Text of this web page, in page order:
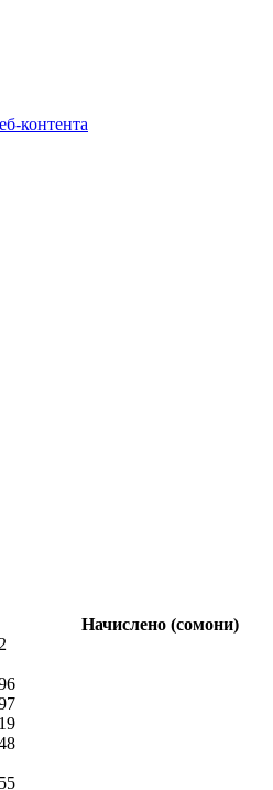
контента
Начислено (сомони)